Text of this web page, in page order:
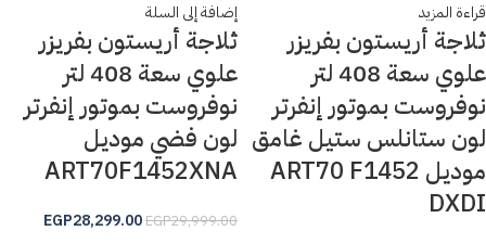
قراءة المزيد
ثلاجة أريستون بفريزر
علوي سعة 408 لتر
نوفروست بموتور إنفرتر
لون ستانلس ستيل غامق
موديل ART70 F1452
DXDI
إضافة إلى السلة
ثلاجة أريستون بفريزر
علوي سعة 408 لتر
نوفروست بموتور إنفرتر
لون فضي موديل
ART70F1452XNA
EGP29,999.00
EGP28,299.00